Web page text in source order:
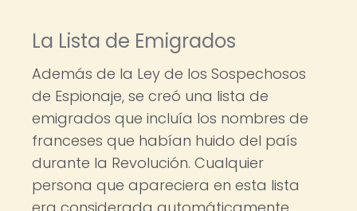
La Lista de Emigrados
Además de la Ley de los Sospechosos
de Espionaje, se creó una lista de
emigrados que incluía los nombres de
franceses que habían huido del país
durante la Revolución. Cualquier
persona que apareciera en esta lista